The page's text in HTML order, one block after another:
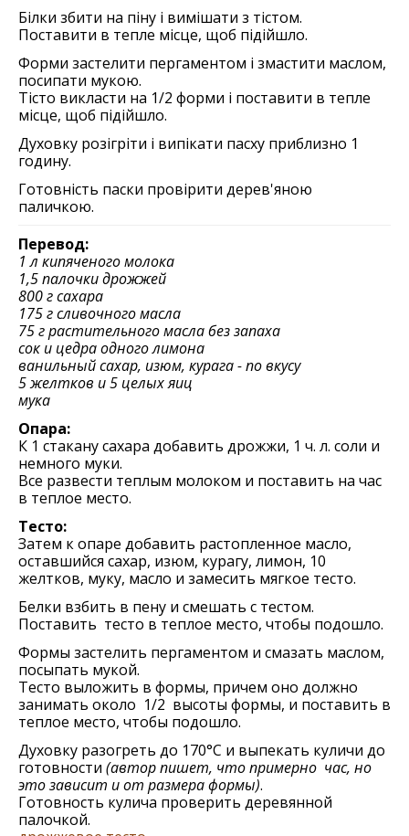
Білки збити на піну і вимішати з тістом.
Поставити в тепле місце, щоб підійшло.
Форми застелити пергаментом і змастити маслом,
посипати мукою.
Тісто викласти на 1/2 форми і поставити в тепле
місце, щоб підійшло.
Духовку розігріти і випікати пасху приблизно 1
годину.
Готовність паски провірити дерев'яною
паличкою.
Перевод:
1 л кипяченого молока
1,5 палочки дрожжей
800 г сахара
175 г сливочного масла
75 г растительного масла без запаха
сок и цедра одного лимона
ванильный сахар, изюм, курага - по вкусу
5 желтков и 5 целых яиц
мука
Опара:
К 1 стакану сахара добавить дрожжи, 1 ч. л. соли и
немного муки.
Все развести теплым молоком и поставить на час
в теплое место.
Тесто:
Затем к опаре добавить растопленное масло,
оставшийся сахар, изюм, курагу, лимон, 10
желтков, муку, масло и замесить мягкое тесто.
Белки взбить в пену и смешать с тестом.
Поставить тесто в теплое место, чтобы подошло.
Формы застелить пергаментом и смазать маслом,
посыпать мукой.
Тесто выложить в формы, причем оно должно
занимать около 1/2 высоты формы, и поставить в
теплое место, чтобы подошло.
Духовку разогреть до 170°C и выпекать куличи до
готовности (автор пишет, что примерно час, но
это зависит и от размера формы).
Готовность кулича проверить деревянной
палочкой.